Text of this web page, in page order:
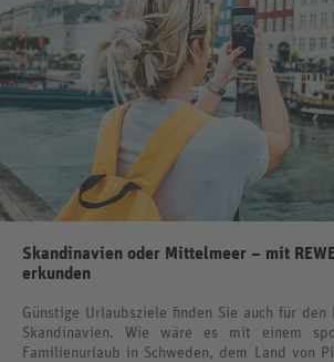
Skandinavien oder Mittelmeer – mit
erkunden
Günstige Urlaubsziele finden Sie auch für
Skandinavien. Wie wäre es mit einem
Familienurlaub in Schweden, dem Land von